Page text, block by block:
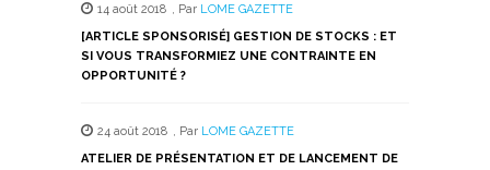
14 août 2018 , Par LOME GAZETTE
[ARTICLE SPONSORISÉ] GESTION DE STOCKS : ET
SI VOUS TRANSFORMIEZ UNE CONTRAINTE EN
OPPORTUNITÉ ?
24 août 2018 , Par LOME GAZETTE
ATELIER DE PRÉSENTATION ET DE LANCEMENT DE